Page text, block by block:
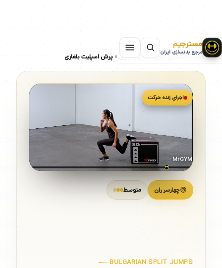
مسترجیم
مرجع بدنسازی ایران
سایت بدنسازی»حرکات چهارسر ران »پرش اسپلیت بلغاری
چهارسر ران متوسط
BULGARIAN SPLIT JUMPS
اجرای زنده حرکت
MrGYM